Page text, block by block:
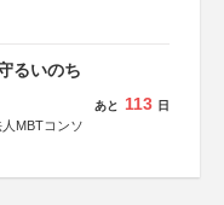
るいのち
MBTコンソ
あと 113 日